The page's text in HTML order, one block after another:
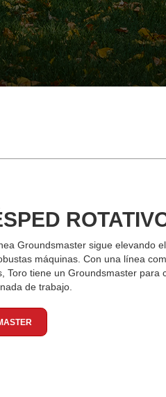
Groundsmaster sigue elevando
máquinas. Con una línea
tiene un Groundsmaster para
de trabajo.